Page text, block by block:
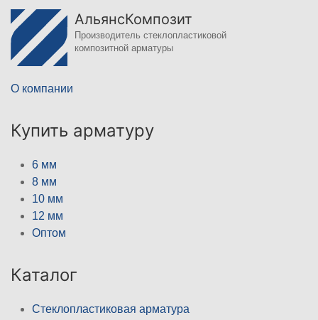
АльянсКомпозит
Производитель стеклопластиковой
композитной арматуры
О компании
Купить арматуру
6 мм
8 мм
10 мм
12 мм
Оптом
Каталог
Стеклопластиковая арматура